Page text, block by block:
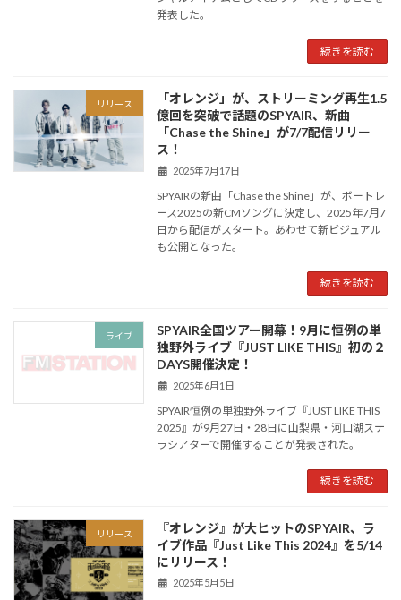
発表した。
続きを読む
リリース
「オレンジ」が、ストリーミング再生1.5
億回を突破で話題のSPYAIR、新曲
「Chase the Shine」が7/7配信リリー
ス！
2025年7月17日
SPYAIRの新曲「Chase the Shine」が、ボートレ
ース2025の新CMソングに決定し、2025年7月7
日から配信がスタート。あわせて新ビジュアル
も公開となった。
続きを読む
ライブ
SPYAIR全国ツアー開幕！9月に恒例の単
独野外ライブ『JUST LIKE THIS』初の２
DAYS開催決定！
2025年6月1日
SPYAIR恒例の単独野外ライブ『JUST LIKE THIS
2025』が9月27日・28日に山梨県・河口湖ステ
ラシアターで開催することが発表された。
続きを読む
リリース
『オレンジ』が大ヒットのSPYAIR、ラ
イブ作品『Just Like This 2024』を5/14
にリリース！
2025年5月5日